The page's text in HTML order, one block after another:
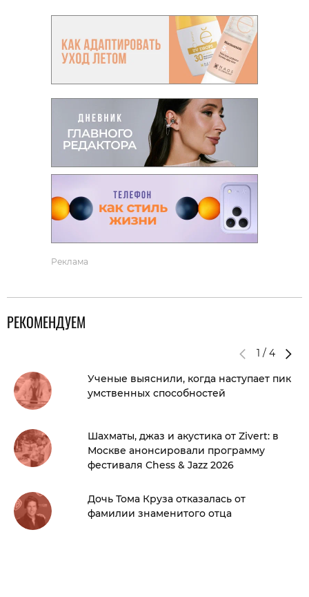
Реклама
РЕКОМЕНДУЕМ
1 / 4
Ученые выяснили, когда наступает пик
умственных способностей
Шахматы, джаз и акустика от Zivert: в
Москве анонсировали программу
фестиваля Chess & Jazz 2026
Дочь Тома Круза отказалась от
фамилии знаменитого отца